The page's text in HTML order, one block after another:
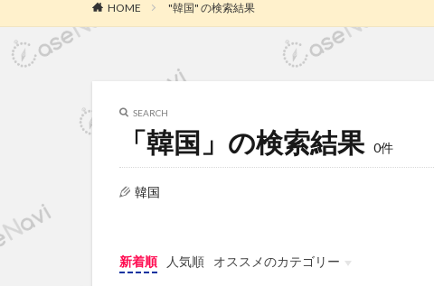
HOME "韓国" の検索結果
SEARCH
「韓国」の検索結果 0件
韓国
新着順 人気順
オススメのカテゴリー